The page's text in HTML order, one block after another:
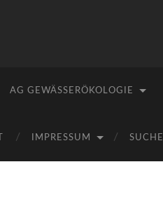
AG GEWÄSSERÖKOLOGIE
IMPRESSUM SUCHE